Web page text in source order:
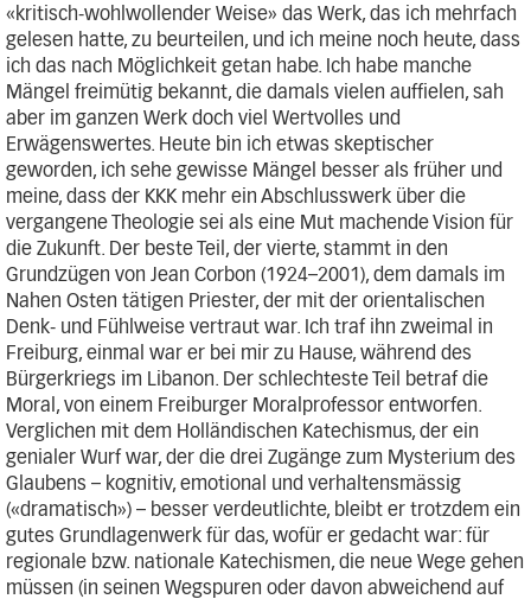
«kritisch-wohlwollender Weise» das Werk, das ich mehrfach
gelesen hatte, zu beurteilen, und ich meine noch heute, dass
ich das nach Möglichkeit getan habe. Ich habe manche
Mängel freimütig bekannt, die damals vielen auffielen, sah
aber im ganzen Werk doch viel Wertvolles und
Erwägenswertes. Heute bin ich etwas skeptischer
geworden, ich sehe gewisse Mängel besser als früher und
meine, dass der KKK mehr ein Abschlusswerk über die
vergangene Theologie sei als eine Mut machende Vision für
die Zukunft. Der beste Teil, der vierte, stammt in den
Grundzügen von Jean Corbon (1924–2001), dem damals im
Nahen Osten tätigen Priester, der mit der orientalischen
Denk- und Fühlweise vertraut war. Ich traf ihn zweimal in
Freiburg, einmal war er bei mir zu Hause, während des
Bürgerkriegs im Libanon. Der schlechteste Teil betraf die
Moral, von einem Freiburger Moralprofessor entworfen.
Verglichen mit dem Holländischen Katechismus, der ein
genialer Wurf war, der die drei Zugänge zum Mysterium des
Glaubens – kognitiv, emotional und verhaltensmässig
(«dramatisch») – besser verdeutlichte, bleibt er trotzdem ein
gutes Grundlagenwerk für das, wofür er gedacht war: für
regionale bzw. nationale Katechismen, die neue Wege gehen
müssen (in seinen Wegspuren oder davon abweichend auf